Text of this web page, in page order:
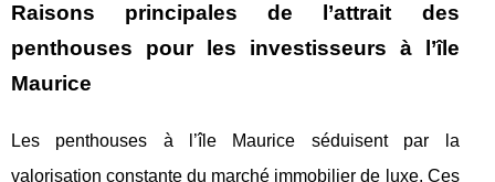
Raisons principales de l’attrait des
penthouses pour les investisseurs à l’île
Maurice
Les penthouses à l’île Maurice séduisent par la
valorisation constante du marché immobilier de luxe. Ces